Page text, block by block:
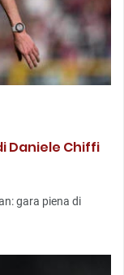
Daniele Chiffi
gara piena di